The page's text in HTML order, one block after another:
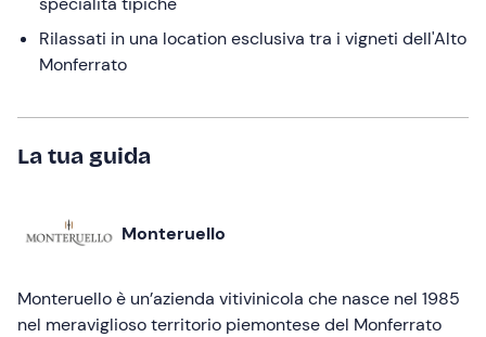
Rilassati in una location esclusiva tra i vigneti dell'Alto
Monferrato
La tua guida
Monteruello
Monteruello è un’azienda vitivinicola che nasce nel 1985
nel meraviglioso territorio piemontese del Monferrato